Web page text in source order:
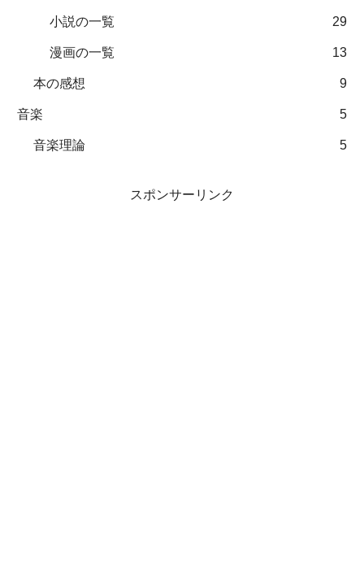
小説の一覧 29
漫画の一覧 13
本の感想 9
音楽 5
音楽理論 5
スポンサーリンク